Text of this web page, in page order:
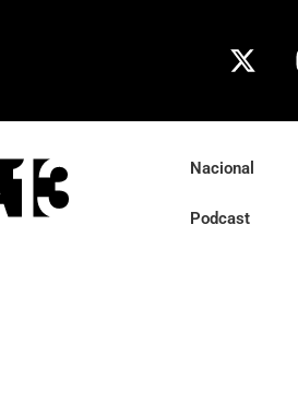
Nacional
Podcast